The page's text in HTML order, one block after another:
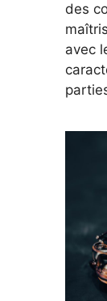
des
avec